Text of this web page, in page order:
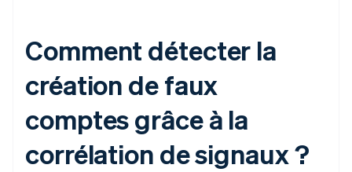
Comment détecter la
création de faux
comptes grâce à la
corrélation de signaux ?